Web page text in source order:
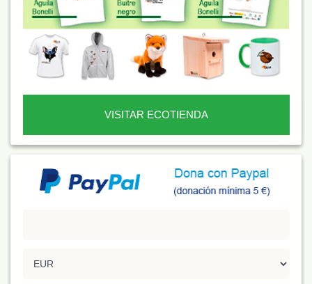
VISITAR ECOTIENDA